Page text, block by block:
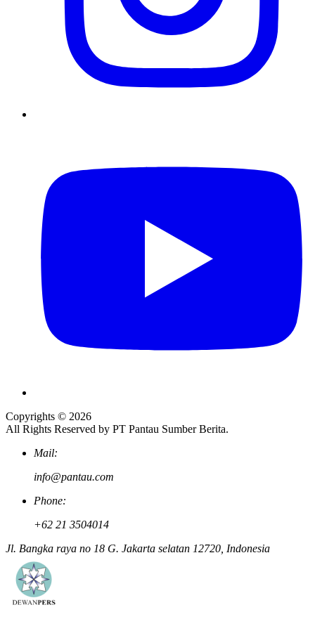
Copyrights © 2026
All Rights Reserved by PT Pantau Sumber Berita.
Mail:
info@pantau.com
Phone:
+62 21 3504014
Jl. Bangka raya no 18 G. Jakarta selatan 12720, Indonesia